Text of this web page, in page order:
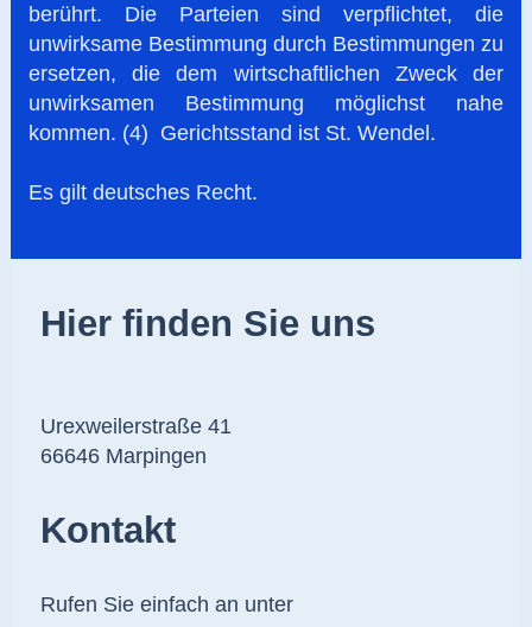
berührt. Die Parteien sind verpflichtet, die
unwirksame Bestimmung durch Bestimmungen zu
ersetzen, die dem wirtschaftlichen Zweck der
unwirksamen Bestimmung möglichst nahe
kommen. (4) Gerichtsstand ist St. Wendel.
Es gilt deutsches Recht.
Hier finden Sie uns
Urexweilerstraße 41
66646 Marpingen
Kontakt
Rufen Sie einfach an unter